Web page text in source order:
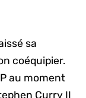
sa
coéquipier.
au moment
Curry II